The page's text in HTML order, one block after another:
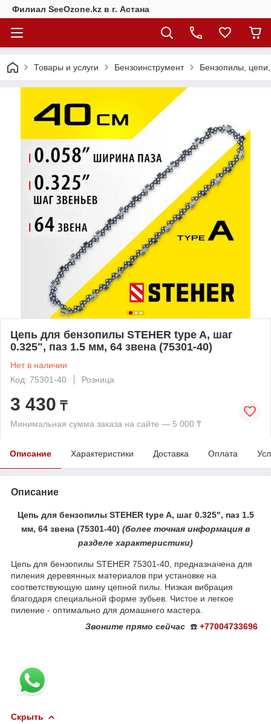
Филиал SeeOzone.kz в г. Астана
Товары и услуги Бензоинструмент Бензопилы,
Цепь для бензопилы STEHER type A, шаг
0.325", паз 1.5 мм, 64 звена (75301-40)
Нет в наличии
Код: 75301-40
Розница
3 430 ₸
Минимальная сумма заказа на сайте — 5 000 ₸
Описание Характеристики Доставка Оплата
Описание
Цепь для бензопилы STEHER type A, шаг 0.325", паз 1.5
мм, 64 звена (75301-40) (более точная информация в
разделе характеристики)
Цепь для бензопилы STEHER 75301-40, предназначена для
пиления деревянных материалов при установке на
соответствующую шину цепной пилы. Низкая вибрация
благодаря специальной форме зубьев. Чистое и легкое
пиление - оптимально для домашнего мастера.
Звоните прямо сейчас ☎️ +77004733696
Скрыть